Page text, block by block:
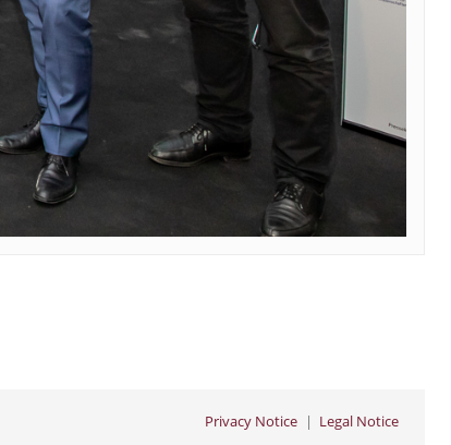
Privacy Notice Legal Notice